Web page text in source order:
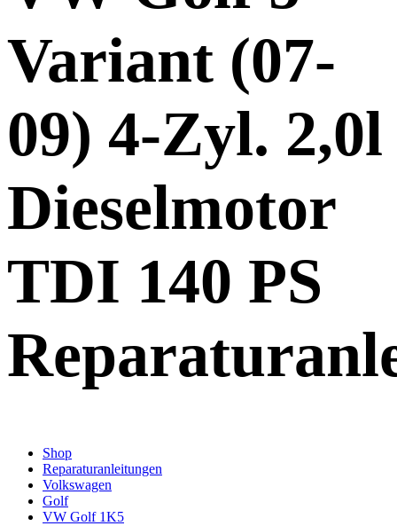
Variant (07-
09) 4-Zyl. 2,0l
Dieselmotor
TDI 140 PS
Shop
Reparaturanleitungen
Volkswagen
Golf
VW Golf 1K5